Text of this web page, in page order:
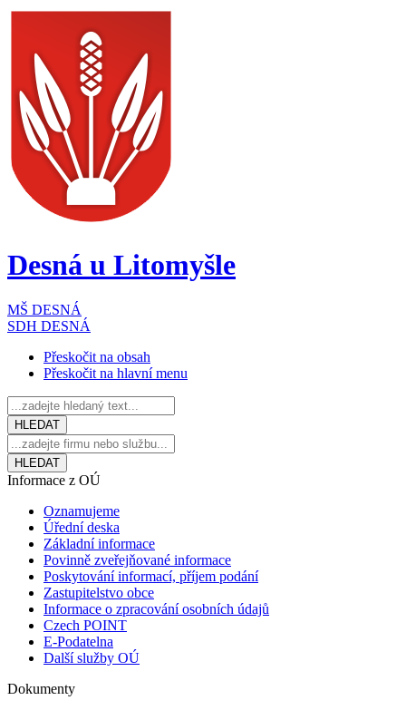
Desná u Litomyšle
MŠ DESNÁ
SDH DESNÁ
Přeskočit na obsah
Přeskočit na hlavní menu
Informace z OÚ
Oznamujeme
Úřední deska
Základní informace
Povinně zveřejňované informace
Poskytování informací, příjem podání
Zastupitelstvo obce
Informace o zpracování osobních údajů
Czech POINT
E-Podatelna
Další služby OÚ
Dokumenty